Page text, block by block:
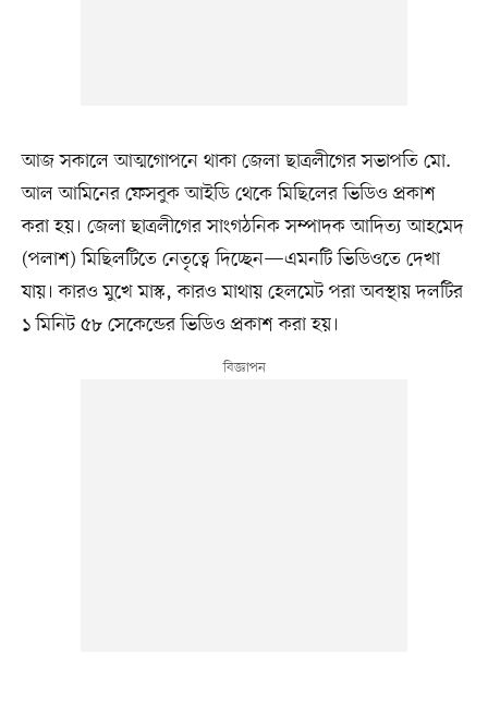
আজ সকালে আত্মগোপনে থাকা জেলা ছাত্রলীগের সভাপতি মো.
আল আমিনের ফেসবুক আইডি থেকে মিছিলের ভিডিও প্রকাশ
করা হয়। জেলা ছাত্রলীগের সাংগঠনিক সম্পাদক আদিত্য আহমেদ
(পলাশ) মিছিলটিতে নেতৃত্বে দিচ্ছেন—এমনটি ভিডিওতে দেখা
যায়। কারও মুখে মাস্ক, কারও মাথায় হেলমেট পরা অবস্থায় দলটির
১ মিনিট ৫৮ সেকেন্ডের ভিডিও প্রকাশ করা হয়।